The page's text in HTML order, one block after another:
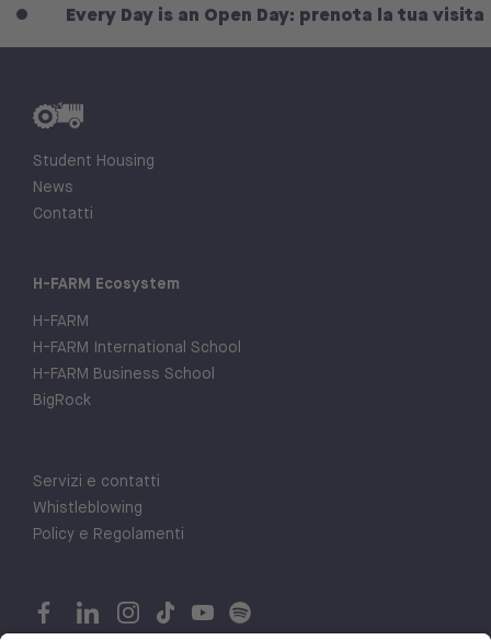
Every Day is an Open Day: prenota la tua visita
Student Housing
News
Contatti
H-FARM Ecosystem
H-FARM
H-FARM International School
H-FARM Business School
BigRock
Servizi e contatti
Whistleblowing
Policy e Regolamenti